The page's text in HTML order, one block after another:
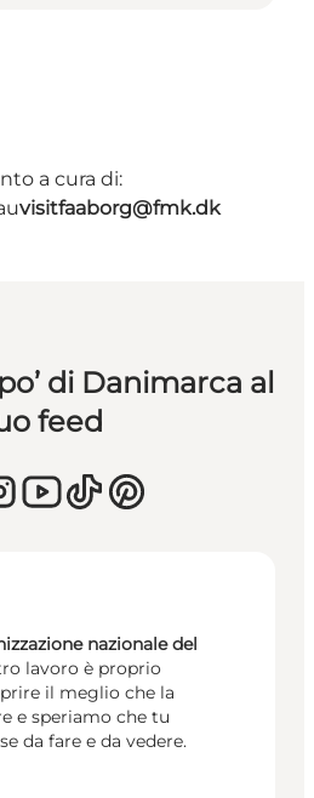
a cura di:
visitfaaborg@fmk.dk
di Danimarca al
feed
nazionale del
lavoro è proprio
il meglio che la
e speriamo che tu
da fare e da vedere.